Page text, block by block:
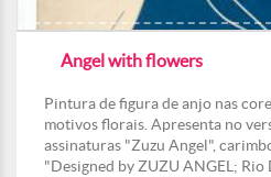
Angel with flowers
Pintura de figura de anjo nas
motivos florais. Apresenta no
assinaturas "Zuzu Angel",
"Designed by ZUZU ANGEL;